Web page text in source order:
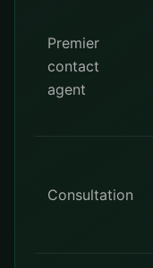
Premier
contact
agent
Consultation